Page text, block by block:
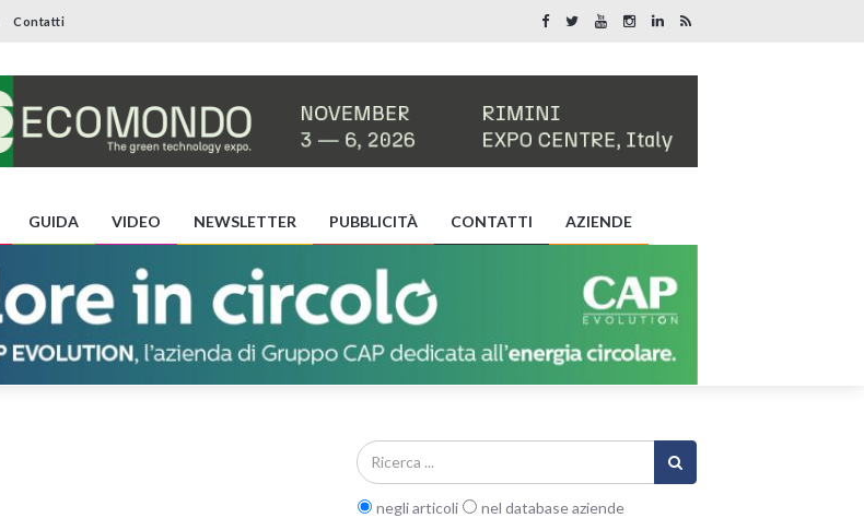
Contatti
GUIDA VIDEO NEWSLETTER PUBBLICITÀ CONTATTI AZIENDE
negli articoli nel database aziende